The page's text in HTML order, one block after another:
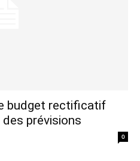
budget rectificatif
prévisions
0